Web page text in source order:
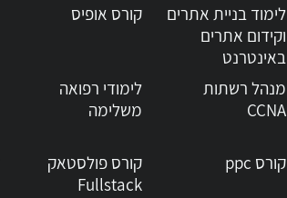
לימוד בניית אתרים
וקידום אתרים
באינטרנט
קורס אופיס
מנהל רשתות
CCNA
לימודי רפואה
משלימה
קורס ppc
קורס פולסטאק
Fullstack